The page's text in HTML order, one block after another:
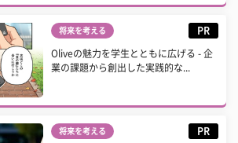
将来を考える PR
Oliveの魅力を学生とともに広げる - 企
業の課題から創出した実践的な...
将来を考える PR